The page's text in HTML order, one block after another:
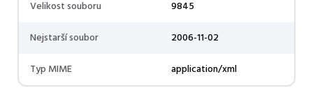
Velikost souboru
9845
Nejstarší soubor
2006-11-02
Typ MIME
application/xml